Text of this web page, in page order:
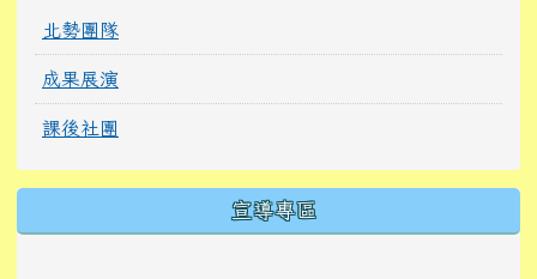
北勢團隊
成果展演
課後社團
宣導專區